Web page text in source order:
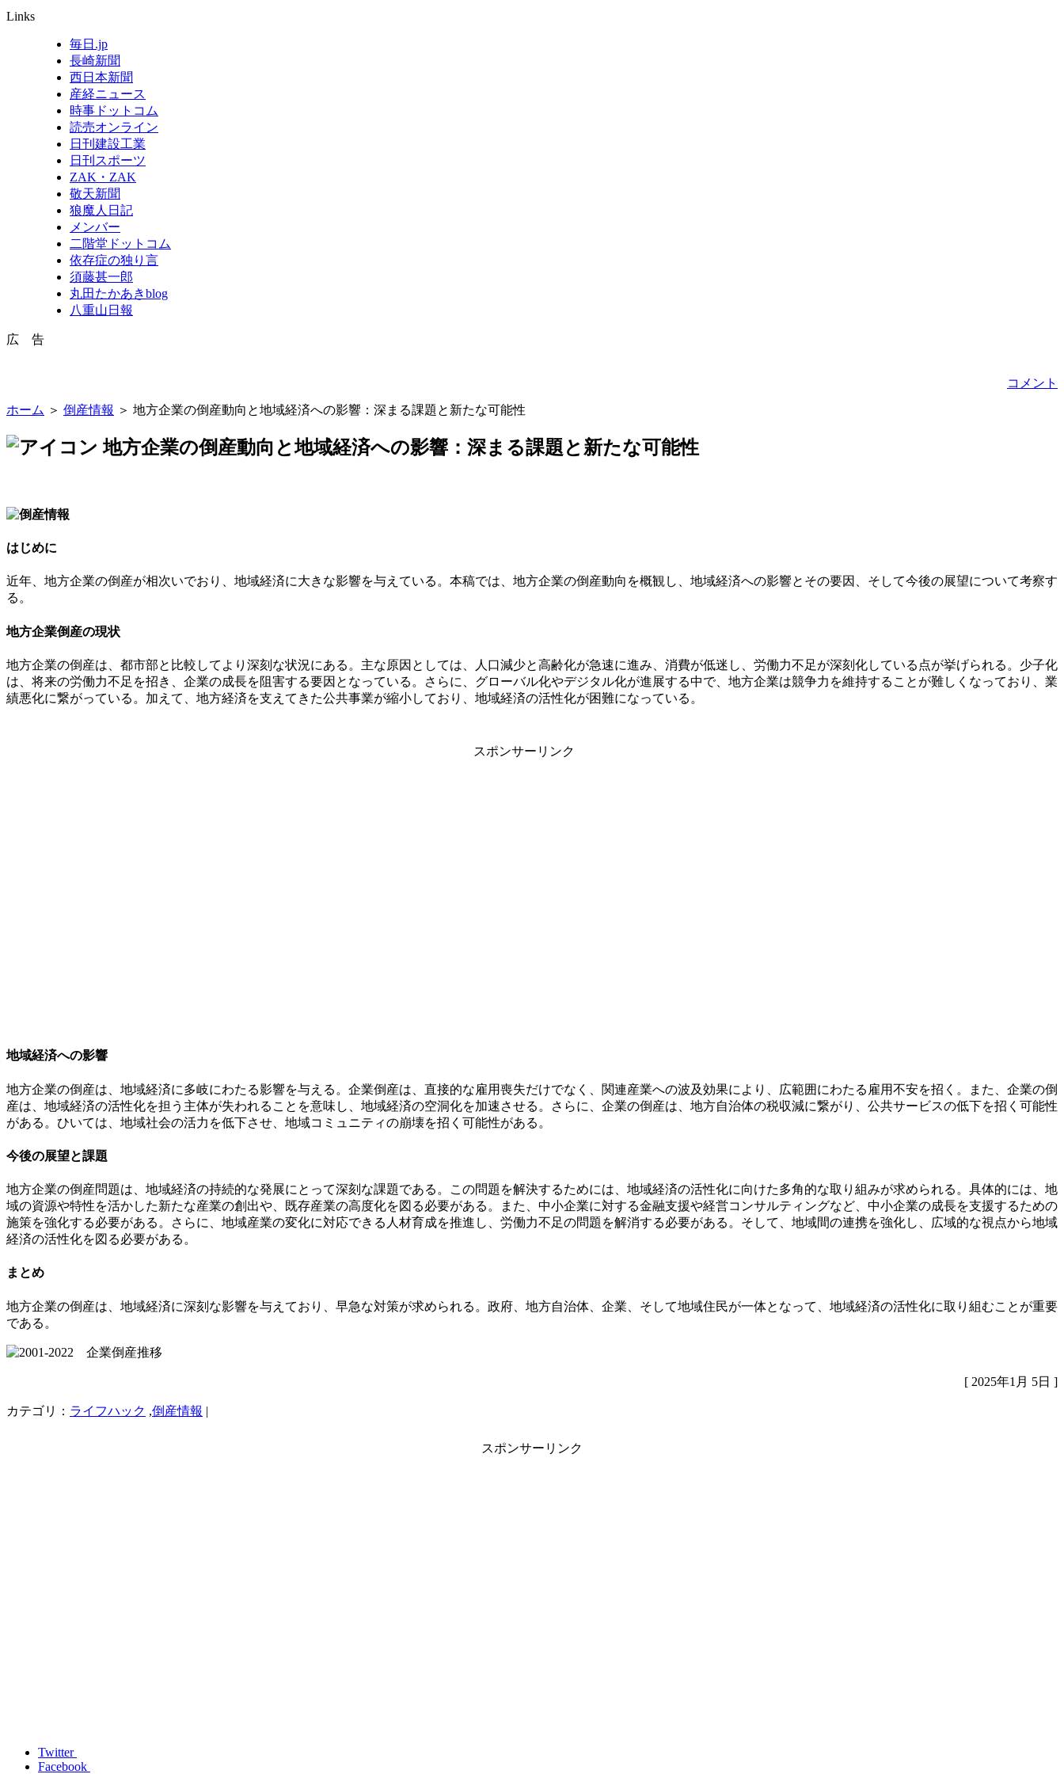
Links
毎日.jp
長崎新聞
西日本新聞
産経ニュース
時事ドットコム
読売オンライン
日刊建設工業
日刊スポーツ
ZAK・ZAK
敬天新聞
狼魔人日記
メンバー
二階堂ドットコム
依存症の独り言
須藤甚一郎
丸田たかあきblog
八重山日報
広 告
コメント
ホーム ＞ 倒産情報 ＞ 地方企業の倒産動向と地域経済への影響：深まる課題と新たな可能性
地方企業の倒産動向と地域経済への影響：深まる課題と新たな可能性
はじめに
近年、地方企業の倒産が相次いでおり、地域経済に大きな影響を与えている。本稿では、地方企業の倒産動向を概観し、地域経済への影響とその要因、そして今後の展望について考察す
る。
地方企業倒産の現状
地方企業の倒産は、都市部と比較してより深刻な状況にある。主な原因としては、人口減少と高齢化が急速に進み、消費が低迷し、労働力不足が深刻化している点が挙げられる。少子化
は、将来の労働力不足を招き、企業の成長を阻害する要因となっている。さらに、グローバル化やデジタル化が進展する中で、地方企業は競争力を維持することが難しくなっており、業
績悪化に繋がっている。加えて、地方経済を支えてきた公共事業が縮小しており、地域経済の活性化が困難になっている。
スポンサーリンク
地域経済への影響
地方企業の倒産は、地域経済に多岐にわたる影響を与える。企業倒産は、直接的な雇用喪失だけでなく、関連産業への波及効果により、広範囲にわたる雇用不安を招く。また、企業の倒
産は、地域経済の活性化を担う主体が失われることを意味し、地域経済の空洞化を加速させる。さらに、企業の倒産は、地方自治体の税収減に繋がり、公共サービスの低下を招く可能性
がある。ひいては、地域社会の活力を低下させ、地域コミュニティの崩壊を招く可能性がある。
今後の展望と課題
地方企業の倒産問題は、地域経済の持続的な発展にとって深刻な課題である。この問題を解決するためには、地域経済の活性化に向けた多角的な取り組みが求められる。具体的には、地
域の資源や特性を活かした新たな産業の創出や、既存産業の高度化を図る必要がある。また、中小企業に対する金融支援や経営コンサルティングなど、中小企業の成長を支援するための
施策を強化する必要がある。さらに、地域産業の変化に対応できる人材育成を推進し、労働力不足の問題を解消する必要がある。そして、地域間の連携を強化し、広域的な視点から地域
経済の活性化を図る必要がある。
まとめ
地方企業の倒産は、地域経済に深刻な影響を与えており、早急な対策が求められる。政府、地方自治体、企業、そして地域住民が一体となって、地域経済の活性化に取り組むことが重要
である。
[ 2025年1月 5日 ]
カテゴリ： ライフハック ,倒産情報 |
スポンサーリンク
Twitter
Facebook